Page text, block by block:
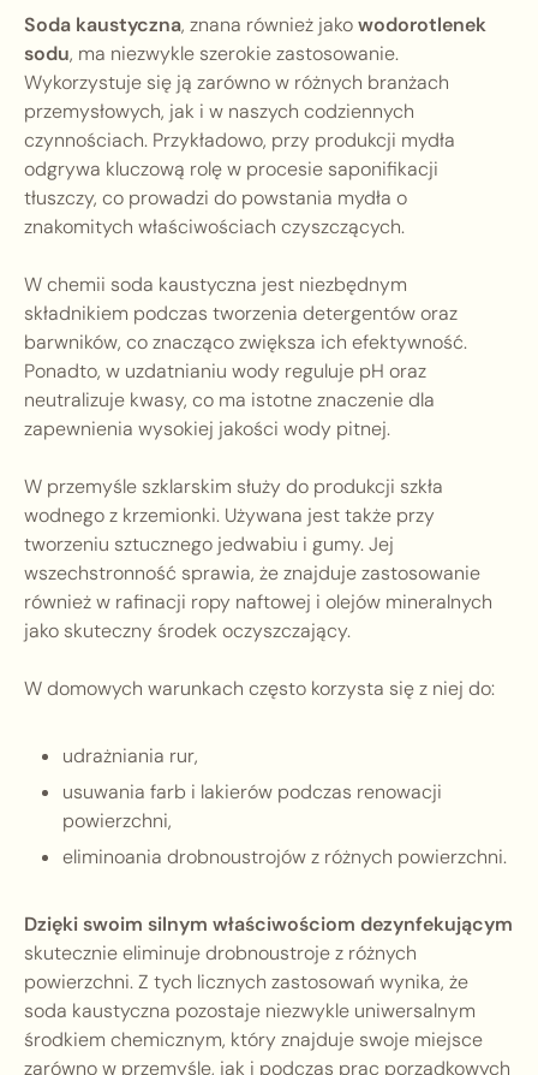
Soda kaustyczna, znana również jakowodorotlenek
sodu, ma niezwykle szerokie zastosowanie.
Wykorzystuje się ją zarówno w różnych branżach
przemysłowych, jak i w naszych codziennych
czynnościach. Przykładowo, przy produkcji mydła
odgrywa kluczową rolę w procesie saponifikacji
tłuszczy, co prowadzi do powstania mydła o
znakomitych właściwościach czyszczących.
W chemii soda kaustyczna jest niezbędnym
składnikiem podczas tworzenia detergentów oraz
barwników, co znacząco zwiększa ich efektywność.
Ponadto, w uzdatnianiu wody reguluje pH oraz
neutralizuje kwasy, co ma istotne znaczenie dla
zapewnienia wysokiej jakości wody pitnej.
W przemyśle szklarskim służy do produkcji szkła
wodnego z krzemionki. Używana jest także przy
tworzeniu sztucznego jedwabiu i gumy. Jej
wszechstronność sprawia, że znajduje zastosowanie
również w rafinacji ropy naftowej i olejów mineralnych
jako skuteczny środek oczyszczający.
W domowych warunkach często korzysta się z niej do:
udrażniania rur,
usuwania farb i lakierów podczas renowacji
powierzchni,
eliminoania drobnoustrojów z różnych powierzchni.
Dzięki swoim silnym właściwościom dezynfekującym
skutecznie eliminuje drobnoustroje z różnych
powierzchni. Z tych licznych zastosowań wynika, że
soda kaustyczna pozostaje niezwykle uniwersalnym
środkiem chemicznym, który znajduje swoje miejsce
zarówno w przemyśle, jak i podczas prac porządkowych